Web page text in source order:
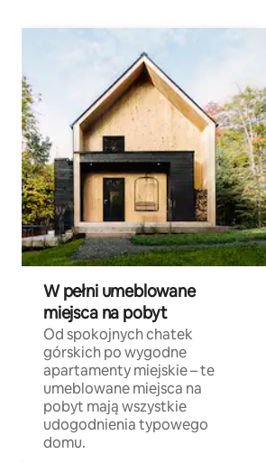
W pełni umeblowane
miejsca na pobyt
Od spokojnych chatek
górskich po wygodne
apartamenty miejskie – te
umeblowane miejsca na
pobyt mają wszystkie
udogodnienia typowego
domu.